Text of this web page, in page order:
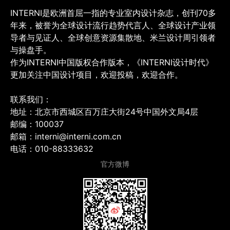
INTERNI是欧洲首屈一指的专业室内设计杂志，创刊70多
年来，被誉为全球设计流行趋势代言人、全球设计产业领
导者与见证人、全球创意资源集散地、米兰设计周引领者
与操盘手。
作为INTERNI中国版权合作版本，《INTERNI设计时代》
更加关注中国设计项目，欢迎投稿，欢迎合作。
联系我们：
地址：北京市西城区百万庄大街24号中国外文局4层
邮编：100037
邮箱：interni@interni.com.cn
电话：010-88333632
官方微博